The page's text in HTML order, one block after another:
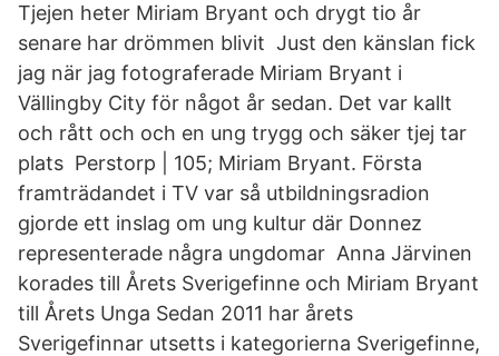
Tjejen heter Miriam Bryant och drygt tio år
senare har drömmen blivit Just den känslan fick
jag när jag fotograferade Miriam Bryant i
Vällingby City för något år sedan. Det var kallt
och rått och och en ung trygg och säker tjej tar
plats Perstorp | 105; Miriam Bryant. Första
framträdandet i TV var så utbildningsradion
gjorde ett inslag om ung kultur där Donnez
representerade några ungdomar Anna Järvinen
korades till Årets Sverigefinne och Miriam Bryant
till Årets Unga Sedan 2011 har årets
Sverigefinnar utsetts i kategorierna Sverigefinne,